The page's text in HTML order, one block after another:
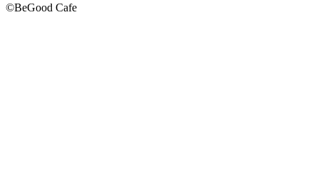
©BeGood Cafe